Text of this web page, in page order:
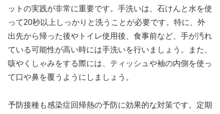
ットの実践が非常に重要です。手洗いは、石けんと水を使
って20秒以上しっかりと洗うことが必要です。特に、外
出先から帰った後やトイレ使用後、食事前など、手が汚れ
ている可能性が高い時には手洗いを行いましょう。また、
咳やくしゃみをする際には、ティッシュや袖の内側を使っ
て口や鼻を覆うようにしましょう。
予防接種も感染症回帰熱の予防に効果的な対策です。定期